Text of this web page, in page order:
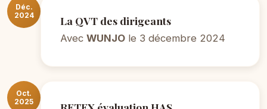
Déc.
2024
La QVT des dirigeants
Avec WUNJO le 3 décembre 2024
Oct.
2025